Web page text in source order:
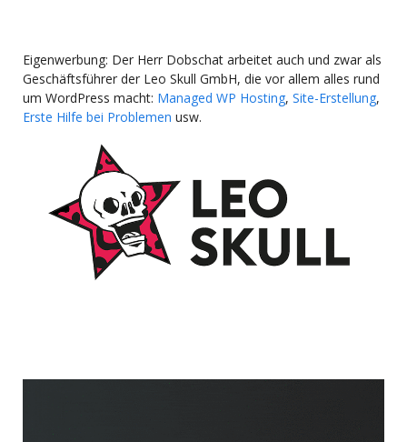
Eigenwerbung: Der Herr Dobschat arbeitet auch und zwar als
Geschäftsführer der Leo Skull GmbH, die vor allem alles rund
um WordPress macht: Managed WP Hosting, Site-Erstellung,
Erste Hilfe bei Problemen usw.